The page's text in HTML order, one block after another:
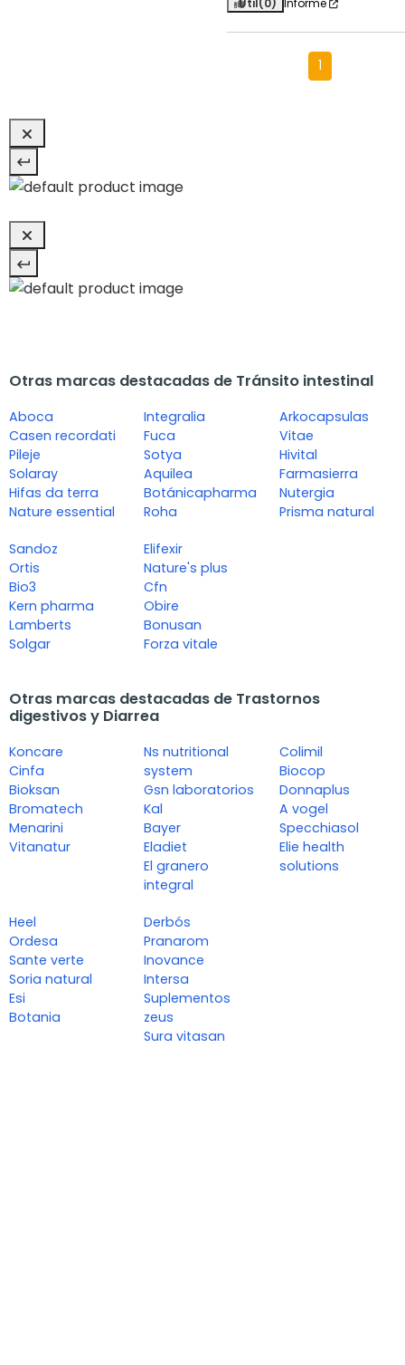
Útil (0) Informe
1
Otras marcas destacadas de Tránsito intestinal
Aboca
Casen recordati
Pileje
Solaray
Hifas da terra
Nature essential
Integralia
Fuca
Sotya
Aquilea
Botánicapharma
Roha
Arkocapsulas
Vitae
Hivital
Farmasierra
Nutergia
Prisma natural
Sandoz
Ortis
Bio3
Kern pharma
Lamberts
Solgar
Elifexir
Nature's plus
Cfn
Obire
Bonusan
Forza vitale
Otras marcas destacadas de Trastornos
digestivos y Diarrea
Koncare
Cinfa
Bioksan
Bromatech
Menarini
Vitanatur
Ns nutritional
system
Gsn laboratorios
Kal
Bayer
Eladiet
El granero
integral
Colimil
Biocop
Donnaplus
A vogel
Specchiasol
Elie health
solutions
Heel
Ordesa
Sante verte
Soria natural
Esi
Botania
Derbós
Pranarom
Inovance
Intersa
Suplementos
zeus
Sura vitasan